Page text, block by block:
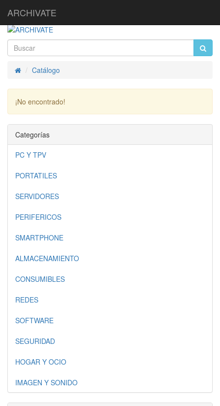
ARCHIVATE
InicioCatálogo
¡No encontrado!
Categorías
PC Y TPV
PORTATILES
SERVIDORES
PERIFERICOS
SMARTPHONE
ALMACENAMIENTO
CONSUMIBLES
REDES
SOFTWARE
SEGURIDAD
HOGAR Y OCIO
IMAGEN Y SONIDO